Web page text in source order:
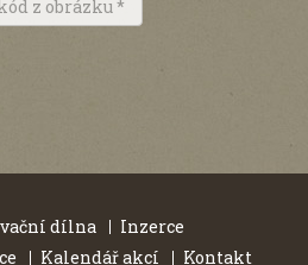
dílna
Inzerce
Kalendář akcí Kontakt